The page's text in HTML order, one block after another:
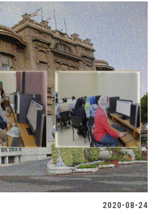
2020-08-24